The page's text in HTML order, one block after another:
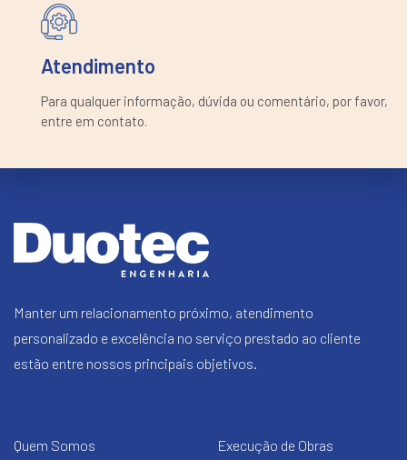
Atendimento
Para qualquer informação, dúvida ou comentário, por favor,
entre em contato.
Manter um relacionamento próximo, atendimento
personalizado e excelência no serviço prestado ao cliente
estão entre nossos principais objetivos.
Quem Somos
Execução de Obras